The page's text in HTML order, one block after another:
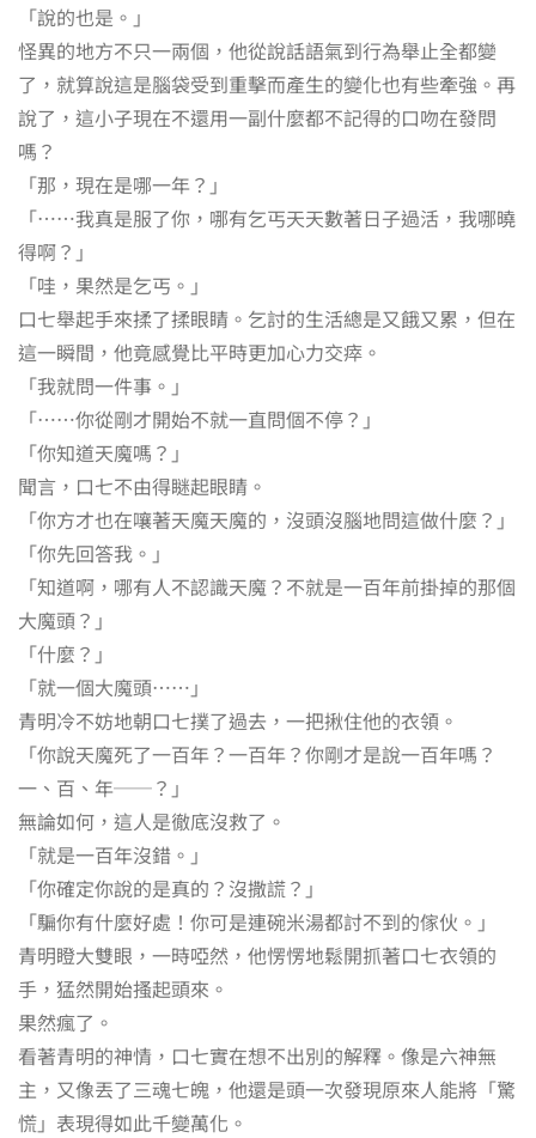
「說的也是。」
怪異的地方不只一兩個，他從說話語氣到行為舉止全都變
了，就算說這是腦袋受到重擊而產生的變化也有些牽強。再
說了，這小子現在不還用一副什麼都不記得的口吻在發問
嗎？
「那，現在是哪一年？」
「⋯⋯我真是服了你，哪有乞丐天天數著日子過活，我哪曉
得啊？」
「哇，果然是乞丐。」
口七舉起手來揉了揉眼睛。乞討的生活總是又餓又累，但在
這一瞬間，他竟感覺比平時更加心力交瘁。
「我就問一件事。」
「⋯⋯你從剛才開始不就一直問個不停？」
「你知道天魔嗎？」
聞言，口七不由得瞇起眼睛。
「你方才也在嚷著天魔天魔的，沒頭沒腦地問這做什麼？」
「你先回答我。」
「知道啊，哪有人不認識天魔？不就是一百年前掛掉的那個
大魔頭？」
「什麼？」
「就一個大魔頭⋯⋯」
青明冷不妨地朝口七撲了過去，一把揪住他的衣領。
「你說天魔死了一百年？一百年？你剛才是說一百年嗎？
一、百、年──？」
無論如何，這人是徹底沒救了。
「就是一百年沒錯。」
「你確定你說的是真的？沒撒謊？」
「騙你有什麼好處！你可是連碗米湯都討不到的傢伙。」
青明瞪大雙眼，一時啞然，他愣愣地鬆開抓著口七衣領的
手，猛然開始搔起頭來。
果然瘋了。
看著青明的神情，口七實在想不出別的解釋。像是六神無
主，又像丟了三魂七魄，他還是頭一次發現原來人能將「驚
慌」表現得如此千變萬化。